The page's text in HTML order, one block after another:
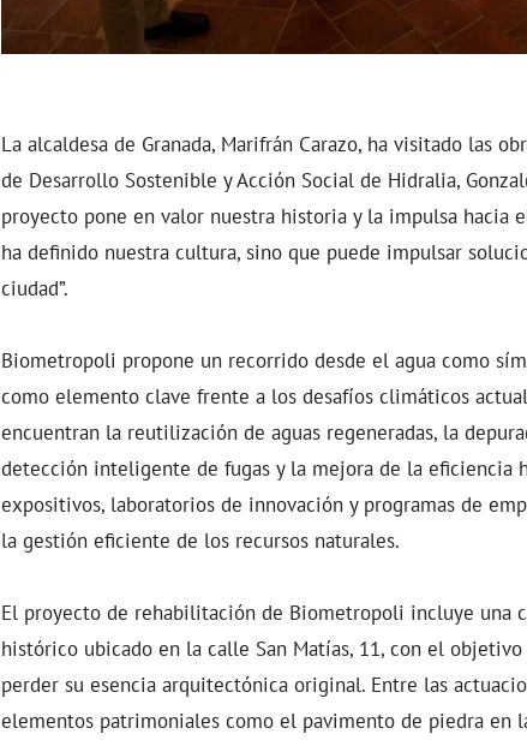
La alcaldesa de Granada, Marifrán Carazo, ha visitado las
de Desarrollo Sostenible y Acción Social de Hidralia,
proyecto pone en valor nuestra historia y la impulsa hacia
ha definido nuestra cultura, sino que puede impulsar
ciudad”.
Biometropoli propone un recorrido desde el agua como
como elemento clave frente a los desafíos climáticos
encuentran la reutilización de aguas regeneradas, la
detección inteligente de fugas y la mejora de la eficiencia
expositivos, laboratorios de innovación y programas de
la gestión eficiente de los recursos naturales.
El proyecto de rehabilitación de Biometropoli incluye una
histórico ubicado en la calle San Matías, 11, con el
perder su esencia arquitectónica original. Entre las
elementos patrimoniales como el pavimento de piedra en